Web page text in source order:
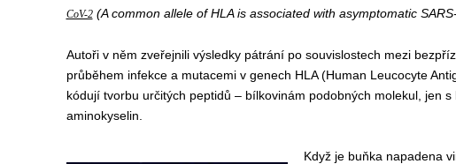
CoV-2(A common allele of HLA is associated with asymptomatic
Autoři v něm zveřejnili výsledky pátrání po souvislostech mezi
průběhem infekce a mutacemi v genech HLA (Human Leucocyte
kódují tvorbu určitých peptidů – bílkovinám podobných molekul, jen
aminokyselin.
Když je buňka napadena